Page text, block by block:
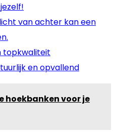
van achter kan een
topkwaliteit
en opvallend
hoekbanken voor je